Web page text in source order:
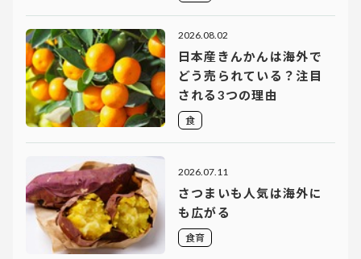
2026.08.02
日本産きんかんは海外で
どう売られている？注目
される3つの理由
食
2026.07.11
さつまいも人気は海外に
も広がる
食育